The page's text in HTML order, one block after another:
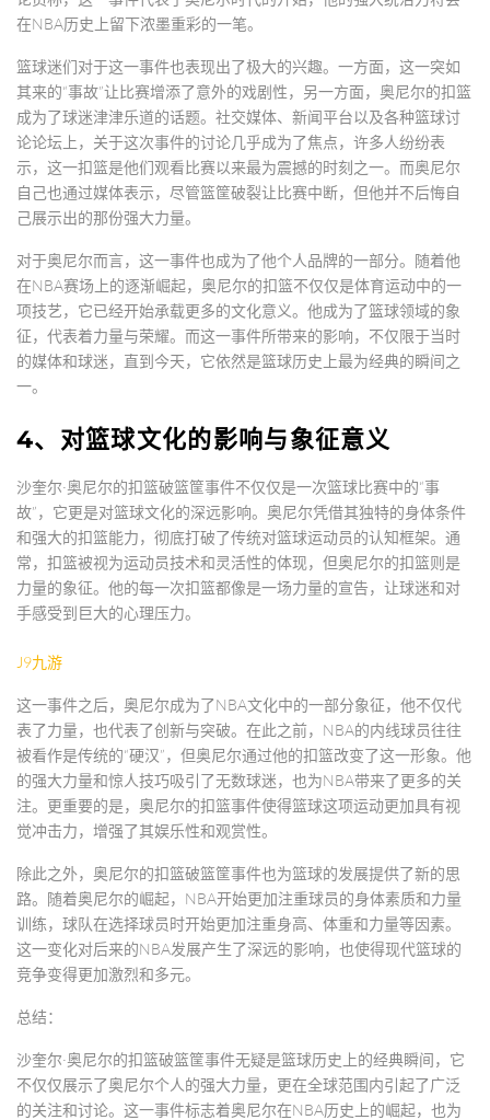
在NBA历史上留下浓墨重彩的一笔。
篮球迷们对于这一事件也表现出了极大的兴趣。一方面，这一突如
其来的“事故”让比赛增添了意外的戏剧性，另一方面，奥尼尔的扣篮
成为了球迷津津乐道的话题。社交媒体、新闻平台以及各种篮球讨
论论坛上，关于这次事件的讨论几乎成为了焦点，许多人纷纷表
示，这一扣篮是他们观看比赛以来最为震撼的时刻之一。而奥尼尔
自己也通过媒体表示，尽管篮筐破裂让比赛中断，但他并不后悔自
己展示出的那份强大力量。
对于奥尼尔而言，这一事件也成为了他个人品牌的一部分。随着他
在NBA赛场上的逐渐崛起，奥尼尔的扣篮不仅仅是体育运动中的一
项技艺，它已经开始承载更多的文化意义。他成为了篮球领域的象
征，代表着力量与荣耀。而这一事件所带来的影响，不仅限于当时
的媒体和球迷，直到今天，它依然是篮球历史上最为经典的瞬间之
一。
4、对篮球文化的影响与象征意义
沙奎尔·奥尼尔的扣篮破篮筐事件不仅仅是一次篮球比赛中的“事
故”，它更是对篮球文化的深远影响。奥尼尔凭借其独特的身体条件
和强大的扣篮能力，彻底打破了传统对篮球运动员的认知框架。通
常，扣篮被视为运动员技术和灵活性的体现，但奥尼尔的扣篮则是
力量的象征。他的每一次扣篮都像是一场力量的宣告，让球迷和对
手感受到巨大的心理压力。
J9九游
这一事件之后，奥尼尔成为了NBA文化中的一部分象征，他不仅代
表了力量，也代表了创新与突破。在此之前，NBA的内线球员往往
被看作是传统的“硬汉”，但奥尼尔通过他的扣篮改变了这一形象。他
的强大力量和惊人技巧吸引了无数球迷，也为NBA带来了更多的关
注。更重要的是，奥尼尔的扣篮事件使得篮球这项运动更加具有视
觉冲击力，增强了其娱乐性和观赏性。
除此之外，奥尼尔的扣篮破篮筐事件也为篮球的发展提供了新的思
路。随着奥尼尔的崛起，NBA开始更加注重球员的身体素质和力量
训练，球队在选择球员时开始更加注重身高、体重和力量等因素。
这一变化对后来的NBA发展产生了深远的影响，也使得现代篮球的
竞争变得更加激烈和多元。
总结：
沙奎尔·奥尼尔的扣篮破篮筐事件无疑是篮球历史上的经典瞬间，它
不仅仅展示了奥尼尔个人的强大力量，更在全球范围内引起了广泛
的关注和讨论。这一事件标志着奥尼尔在NBA历史上的崛起，也为